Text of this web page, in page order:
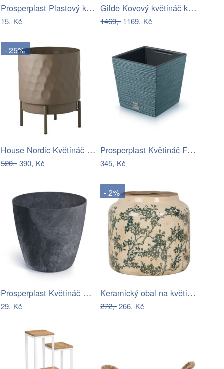
Prosperplast Plastový květináč PLANTIS…
15,-Kč
Gilde Kovový květináč kohout Hermann,…
1469,-1169,-Kč
- 25%
House Nordic Květináč FLOWERPOT hnědý…
520,-390,-Kč
Prosperplast Květináč FUSU V modrý,…
345,-Kč
Prosperplast Květináč MATIS betonově…
29,-Kč
- 2%
Keramický obal na květináč se zelenými…
272,-266,-Kč